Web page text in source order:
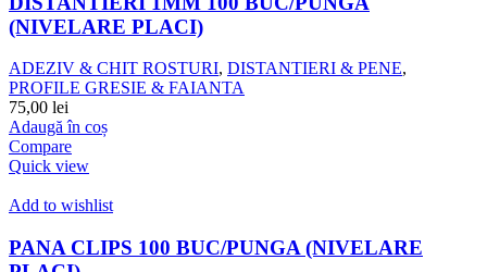
(NIVELARE PLACI)
ADEZIV & CHIT ROSTURI, DISTANTIERI & PENE,
PROFILE GRESIE & FAIANTA
75,00 lei
Adaugă în coș
Compare
Quick view
Add to wishlist
PANA CLIPS 100 BUC/PUNGA (NIVELARE